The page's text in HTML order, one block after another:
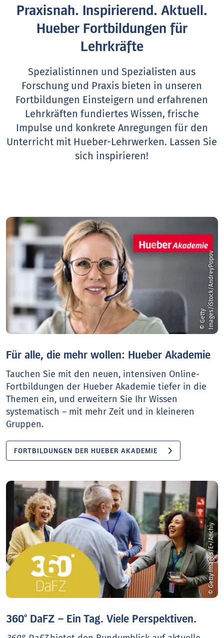
Praxisnah. Inspirierend. Aktuell.
Hueber Fortbildungen für
Lehrkräfte
Spezialistinnen und Spezialisten aus
Forschung und Praxis bieten in unseren
Fortbildungen Einsteigern und erfahrenen
Lehrkräften fundiertes Wissen, frische
Impulse und konkrete Anregungen für den
Unterricht mit Hueber-Lehrwerken. Lassen Sie
sich inspirieren!
©
G
e
t
t
y
I
m
a
g
e
s
/
i
S
t
o
c
k
/
A
n
d
r
e
y
P
o
p
ov
Für alle, die mehr wollen: Hueber Akademie
Tauchen Sie mit den neuen, intensiven Online-
Fortbildungen der Hueber Akademie tiefer in die
Themen ein, und erweitern Sie Ihr Wissen
systematisch – mit mehr Zeit und in kleineren
Gruppen.
FORTBILDUNGEN DER HUEBER AKADEMIE
© Getty Images/E+/Anchiy
360° DaFZ – Ein Tag. Viele Perspektiven.